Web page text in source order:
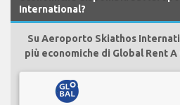
International?
Su Aeroporto Skiathos
più economiche di Global Rent